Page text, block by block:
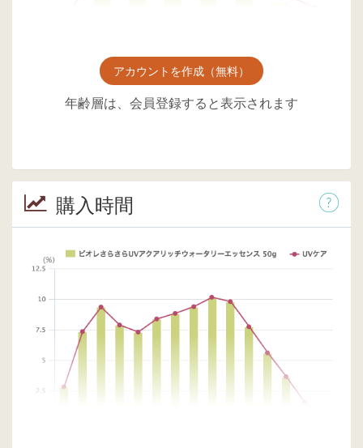
アカウントを作成（無料）
年齢層は、会員登録すると表示されます
購入時間